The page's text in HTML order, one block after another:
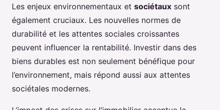
Les enjeux environnementaux et sociétaux sont
également cruciaux. Les nouvelles normes de
durabilité et les attentes sociales croissantes
peuvent influencer la rentabilité. Investir dans des
biens durables est non seulement bénéfique pour
l’environnement, mais répond aussi aux attentes
sociétales modernes.